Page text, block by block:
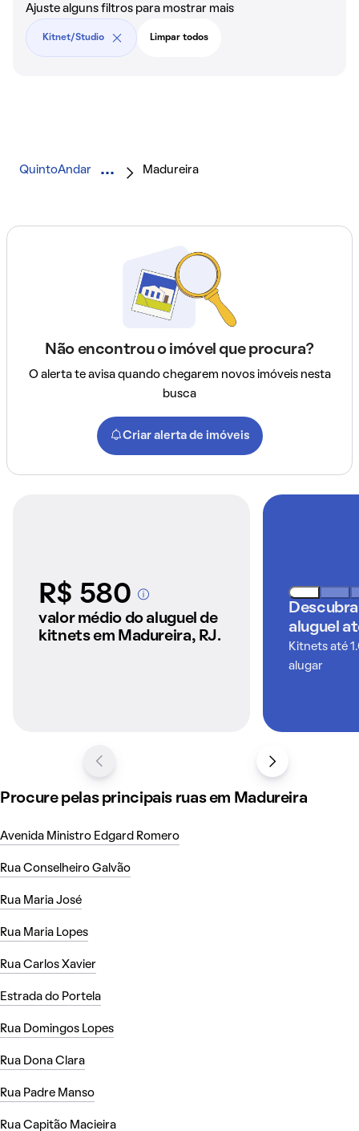
Ajuste alguns filtros para mostrar mais
Kitnet/Studio Limpar todos
QuintoAndar Madureira
Não encontrou o imóvel que procura?
O alerta te avisa quando chegarem novos imóveis nesta
busca
Criar alerta de imóveis
R$ 580A partir dos imóveis
anunciados pelo
QuintoAndar
valor médio do aluguel de
kitnets em Madureira, RJ.
aluguel
Kitnets até
alugar
Procure pelas principais ruas em Madureira
Avenida Ministro Edgard Romero
Rua Conselheiro Galvão
Rua Maria José
Rua Maria Lopes
Rua Carlos Xavier
Estrada do Portela
Rua Domingos Lopes
Rua Dona Clara
Rua Padre Manso
Rua Capitão Macieira